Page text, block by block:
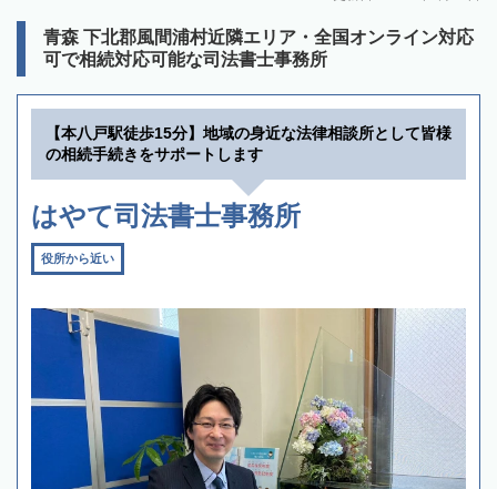
青森 下北郡風間浦村近隣エリア・全国オンライン対応
可で相続対応可能な司法書士事務所
【本八戸駅徒歩15分】地域の身近な法律相談所として皆様
の相続手続きをサポートします
はやて司法書士事務所
役所から近い